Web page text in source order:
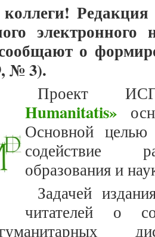
электронного
о
№ 3).
Проект
Humanitatis»
Основной целью
содействие
образования и
Задачей
читателей о